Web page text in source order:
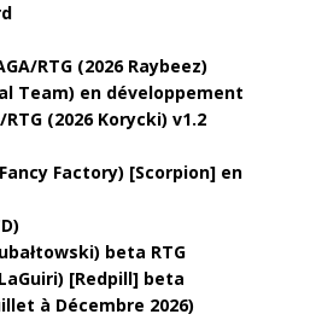
RTG (2026 Raybeez)
Team) en développement
RTG (2026 Korycki) v1.2
Factory) [Scorpion] en
beta RTG
[Redpill] beta
à Décembre 2026)